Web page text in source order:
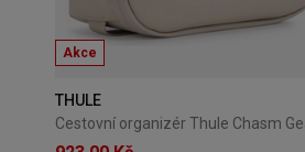
Akce
THULE